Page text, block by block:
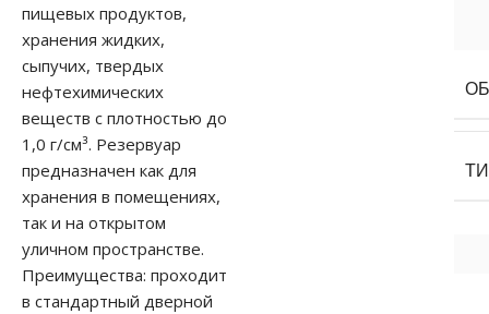
пищевых продуктов,
хранения жидких,
сыпучих, твердых
нефтехимических
веществ с плотностью до
1,0 г/см³. Резервуар
предназначен как для
хранения в помещениях,
так и на открытом
уличном пространстве.
Преимущества: проходит
в стандартный дверной